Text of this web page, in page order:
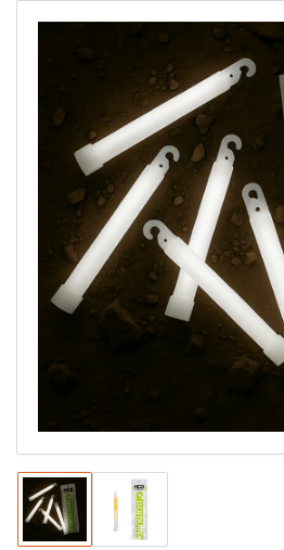
Medien
1
in
Modal
öffnen
Bild
in
Bild
in